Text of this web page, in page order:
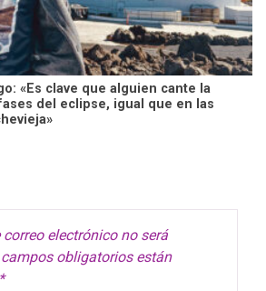
«Es clave que alguien cante la
del eclipse, igual que en las
correo electrónico no será
obligatorios están
*